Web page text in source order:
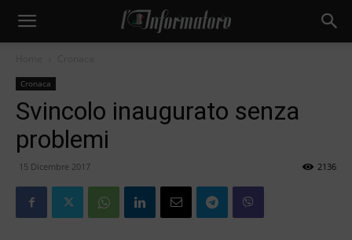
Cronaca
Svincolo inaugurato senza
problemi
15 Dicembre 2017 2136